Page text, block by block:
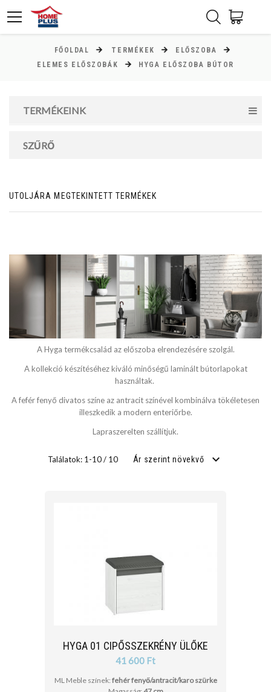
FŐOLDAL TERMÉKEK
ELŐSZOBA
ELEMES ELŐSZOBÁK
HYGA ELŐSZOBA BÚTOR
TERMÉKEINK
SZŰRŐ
Ft
MAGASSÁG
cm
cm
cm
UTOLJÁRA MEGTEKINTETT TERMÉKEK
A Hyga termékcsalád az előszoba elrendezésére szolgál.
A kollekció készítéséhez kiváló minőségű laminált bútorlapokat
használtak.
A fefér fenyő divatos színe az antracit színével kombinálva tökéletesen
illeszkedik a modern enteriőrbe.
Lapraszerelten szállítjuk.
Találatok: 1-10 / 10 Ár szerint növekvő
HYGA 01 CIPŐSSZEKRÉNY ÜLŐKE
41 600 Ft
ML Meble színek: fehér fenyő/antracit/karo szürke